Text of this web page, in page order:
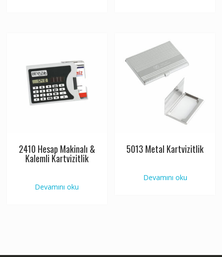
2410 Hesap Makinalı &
Kalemli Kartvizitlik
Devamını oku
5013 Metal Kartvizitlik
Devamını oku